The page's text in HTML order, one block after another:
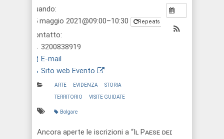
Quando:
25 maggio 2021@09:00–10:30
Repeats
Contatto:
3200838919
E-mail
Sito web Evento
ARTE EVIDENZA STORIA
TERRITORIO VISITE GUIDATE
Bolgare
Ancora aperte le iscrizioni a “Iʟ Pᴀᴇsᴇ ᴅᴇɪ